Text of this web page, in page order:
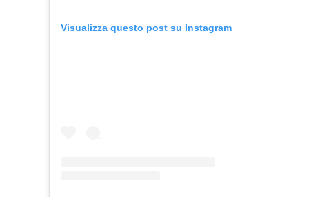
Visualizza questo post su Instagram